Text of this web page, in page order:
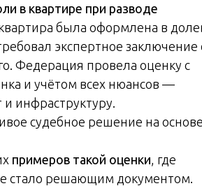
в квартире при разводе
была оформлена в
экспертное заключение
Федерация провела оценку с
и учётом всех нюансов —
инфраструктуру.
судебное решение на основе
примеров такой оценки , где
стало решающим документом.